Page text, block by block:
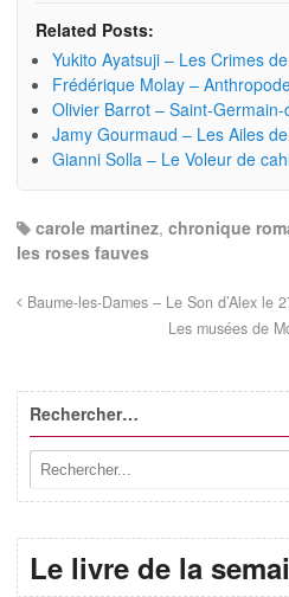
Related Posts:
Yukito Ayatsuji – Les Crimes
Frédérique Molay –
Olivier Barrot – Saint-
Jamy Gourmaud – Les Ailes
Gianni Solla – Le Voleur de
carole martinez, chronique
les roses fauves
Baume-les-Dames – Le Son d’Alex le
Les musées de
Rechercher…
Le livre de la